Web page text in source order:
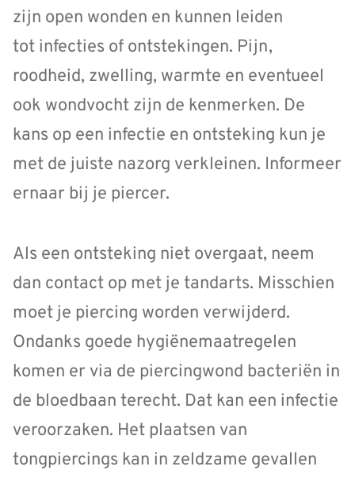
zijn open wonden en kunnen leiden
tot infecties of ontstekingen. Pijn,
roodheid, zwelling, warmte en eventueel
ook wondvocht zijn de kenmerken. De
kans op een infectie en ontsteking kun je
met de juiste nazorg verkleinen. Informeer
ernaar bij je piercer.
Als een ontsteking niet overgaat, neem
dan contact op met je tandarts. Misschien
moet je piercing worden verwijderd.
Ondanks goede hygiënemaatregelen
komen er via de piercingwond bacteriën in
de bloedbaan terecht. Dat kan een infectie
veroorzaken. Het plaatsen van
tongpiercings kan in zeldzame gevallen